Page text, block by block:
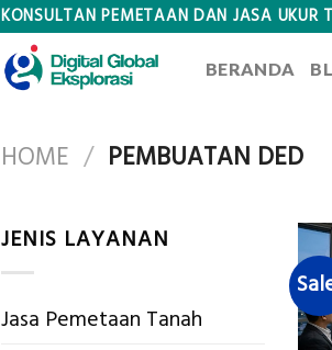
KONSULTAN PEMETAAN DAN JASA UKUR
BERANDA
HOME / PEMBUATAN DED
JENIS LAYANAN
Jasa Pemetaan Tanah